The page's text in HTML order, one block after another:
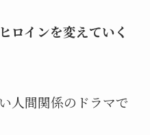
ロインを変えていく
人間関係のドラマで